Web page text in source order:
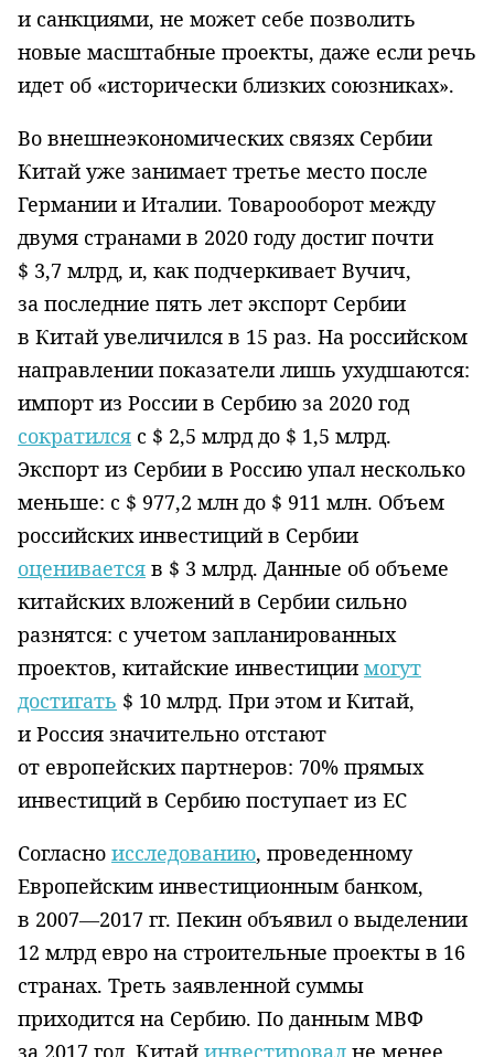
и санкциями, не может себе позволить
новые масштабные проекты, даже если речь
идет об «исторически близких союзниках».
Во внешнеэкономических связях Сербии
Китай уже занимает третье место после
Германии и Италии. Товарооборот между
двумя странами в 2020 году достиг почти
$ 3,7 млрд, и, как подчеркивает Вучич,
за последние пять лет экспорт Сербии
в Китай увеличился в 15 раз. На российском
направлении показатели лишь ухудшаются:
импорт из России в Сербию за 2020 год
сократился с $ 2,5 млрд до $ 1,5 млрд.
Экспорт из Сербии в Россию упал несколько
меньше: с $ 977,2 млн до $ 911 млн. Объем
российских инвестиций в Сербии
оценивается в $ 3 млрд. Данные об объеме
китайских вложений в Сербии сильно
разнятся: с учетом запланированных
проектов, китайские инвестиции могут
достигать $ 10 млрд. При этом и Китай,
и Россия значительно отстают
от европейских партнеров: 70% прямых
инвестиций в Сербию поступает из ЕС
Согласно исследованию, проведенному
Европейским инвестиционным банком,
в 2007—2017 гг. Пекин объявил о выделении
12 млрд евро на строительные проекты в 16
странах. Треть заявленной суммы
приходится на ​​Сербию. По данным МВФ